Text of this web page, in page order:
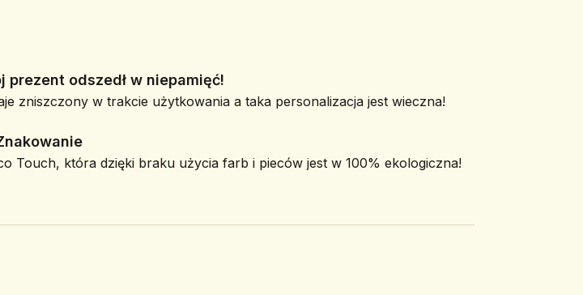
prezent odszedł w niepamięć!
zniszczony w trakcie użytkowania a taka personalizacja jest wieczna!
Touch, która dzięki braku użycia farb i pieców jest w 100% ekologiczna!